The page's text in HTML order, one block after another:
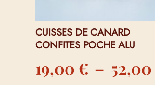
CUISSES DE CANARD
CONFITES POCHE ALU
19,00 € – 52,00